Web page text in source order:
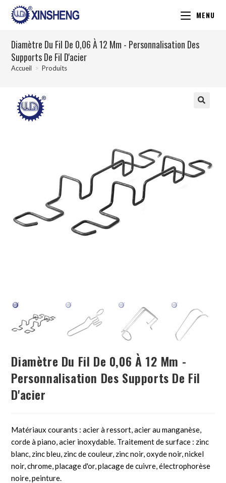
MENU
Diamètre Du Fil De 0,06 À 12 Mm - Personnalisation Des
Supports De Fil D'acier
Accueil > Produits
Diamètre Du Fil De 0,06 À 12 Mm -
Personnalisation Des Supports De Fil
D'acier
Matériaux courants : acier à ressort, acier au manganèse,
corde à piano, acier inoxydable. Traitement de surface : zinc
blanc, zinc bleu, zinc de couleur, zinc noir, oxyde noir, nickel
noir, chrome, placage d'or, placage de cuivre, électrophorèse
noire, peinture.